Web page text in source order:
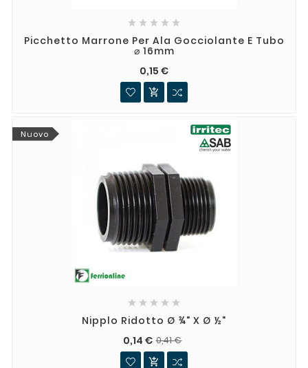
    
Picchetto Marrone Per Ala Gocciolante E Tubo
⌀ 16mm
0,15 €

Nuovo
    
Nipplo Ridotto Ø ¾" X Ø ½"
0,14 € 0,41 €
